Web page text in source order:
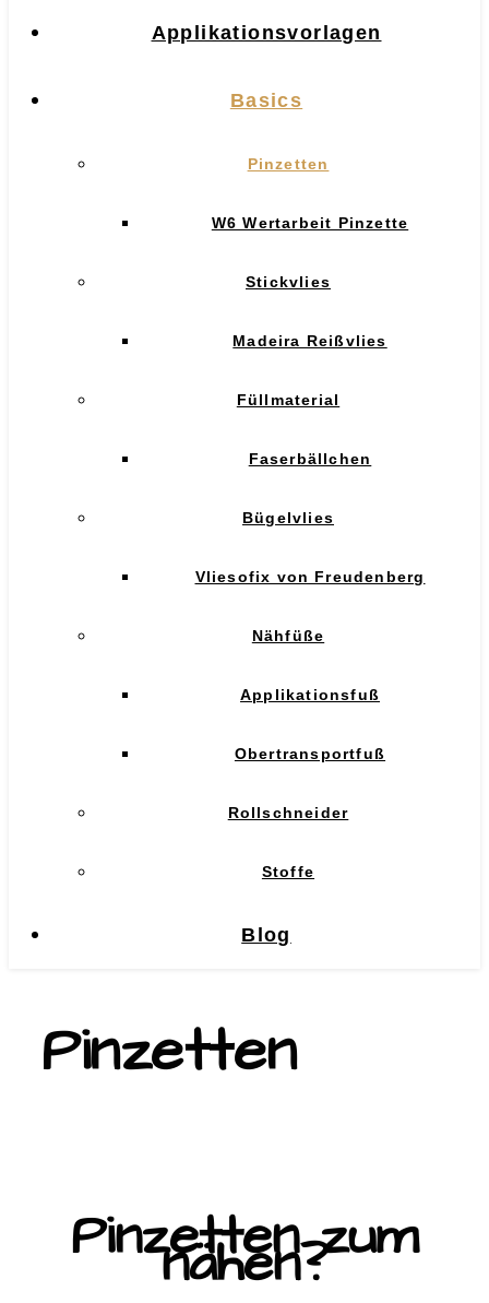
Applikationsvorlagen
Basics
Pinzetten
W6 Wertarbeit Pinzette
Stickvlies
Madeira Reißvlies
Füllmaterial
Faserbällchen
Bügelvlies
Vliesofix von Freudenberg
Nähfüße
Applikationsfuß
Obertransportfuß
Rollschneider
Stoffe
Blog
Pinzetten
Pinzetten zum
nähen?